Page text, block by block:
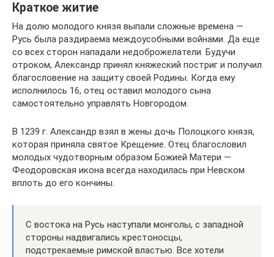
Краткое житие
На долю молодого князя выпали сложные времена —
Русь была раздираема междоусобными войнами. Да еще
со всех сторон нападали недоброжелатели. Будучи
отроком, Александр принял княжеский постриг и получил
благословение на защиту своей Родины. Когда ему
исполнилось 16, отец оставил молодого сына
самостоятельно управлять Новгородом.
В 1239 г. Александр взял в жены дочь Полоцкого князя,
которая приняла святое Крещение. Отец благословил
молодых чудотворным образом Божией Матери —
Феодоровская икона всегда находилась при Невском
вплоть до его кончины.
С востока на Русь наступали монголы, с западной
стороны надвигались крестоносцы,
подстрекаемые римской властью. Все хотели